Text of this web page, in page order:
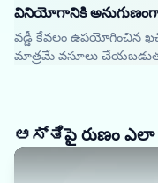
వినియోగానికి అనుగుణంగా
వడ్డీ కేవలం ఉపయోగించిన
మాత్రమే వసూలు
ಆಸ್ತಿపై రుణం ఎలా